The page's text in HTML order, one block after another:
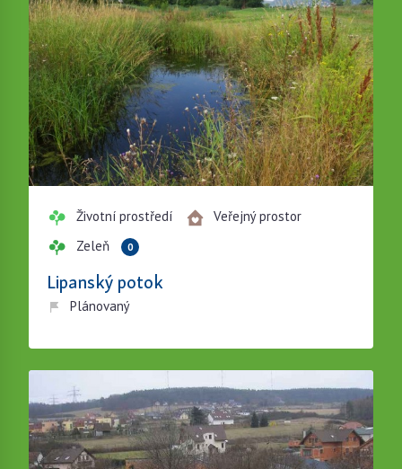
Životní prostředí
Veřejný prostor
Zeleň
0
Lipanský potok
Plánovaný